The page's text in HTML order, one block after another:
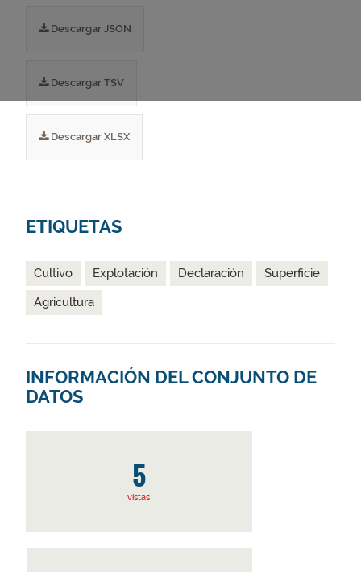
Descargar JSON
Descargar TSV
Descargar XLSX
ETIQUETAS
Cultivo Explotación Declaración
Superficie
Agricultura
INFORMACIÓN DEL CONJUNTO DE
DATOS
5
vistas